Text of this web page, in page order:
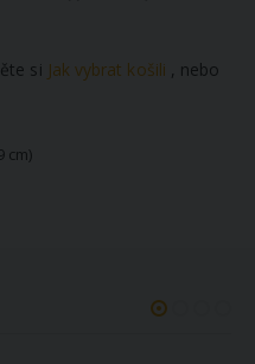
si Jak vybrat košili , nebo
cm)